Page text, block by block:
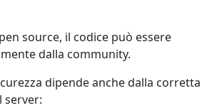
source, il codice può essere
dalla community.
dipende anche dalla corretta
server: